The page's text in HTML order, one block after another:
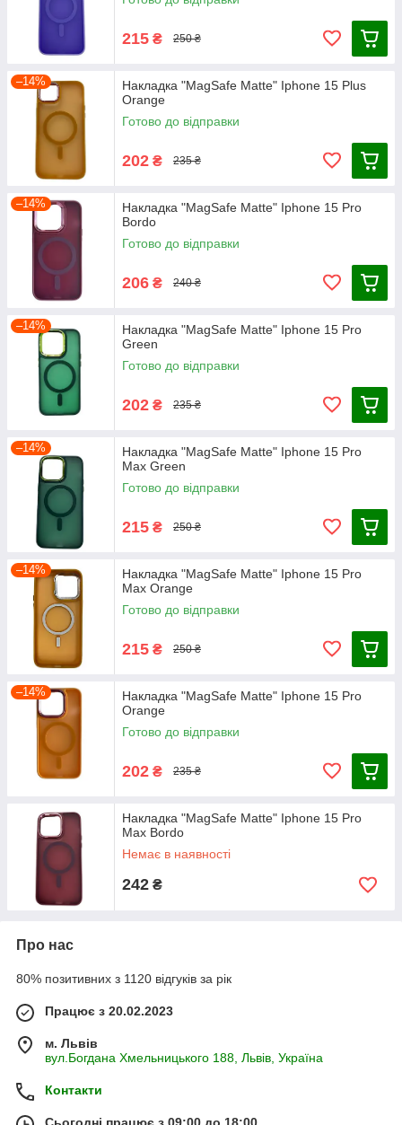
215 ₴ 250 ₴
–14%
Накладка "MagSafe Matte" Iphone 15 Plus
Orange
Готово до відправки
202 ₴ 235 ₴
–14%
Накладка "MagSafe Matte" Iphone 15 Pro
Bordo
Готово до відправки
206 ₴ 240 ₴
–14%
Накладка "MagSafe Matte" Iphone 15 Pro
Green
Готово до відправки
202 ₴ 235 ₴
–14%
Накладка "MagSafe Matte" Iphone 15 Pro
Max Green
Готово до відправки
215 ₴ 250 ₴
–14%
Накладка "MagSafe Matte" Iphone 15 Pro
Max Orange
Готово до відправки
215 ₴ 250 ₴
–14%
Накладка "MagSafe Matte" Iphone 15 Pro
Orange
Готово до відправки
202 ₴ 235 ₴
Накладка "MagSafe Matte" Iphone 15 Pro
Max Bordo
Немає в наявності
242 ₴
Про нас
80% позитивних з 1120 відгуків за рік
Працює з 20.02.2023
м. Львів
вул.Богдана Хмельницького 188, Львів, Україна
Контакти